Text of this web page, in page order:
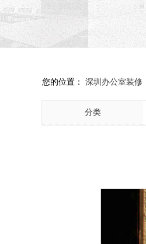
您的位置： 深圳办公室装修
分类